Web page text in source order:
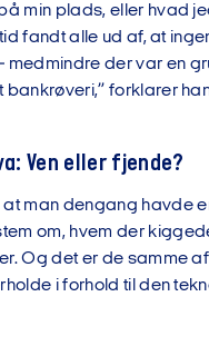
min plads, eller hvad
fandt alle ud af, at
medmindre der var en
bankrøveri,” forklarer
Ven eller fjende?
at man dengang havde
om, hvem der
Og det er de samme
i forhold til den